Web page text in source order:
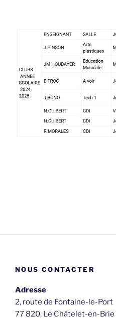
NOUS CONTACTER
Adresse
2, route de Fontaine-le-Port
77 820, Le Châtelet-en-Brie